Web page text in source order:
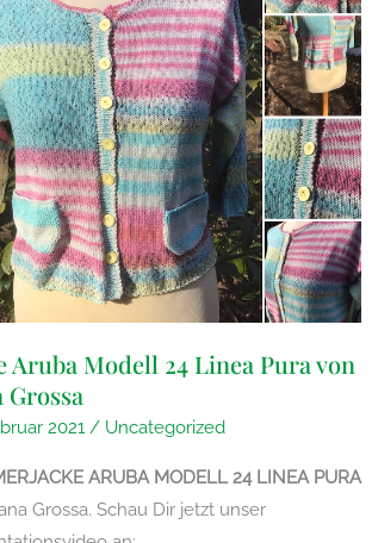
Aruba Modell 24 Linea Pura von
Grossa
2021 / Uncategorized
ARUBA MODELL 24 LINEA PURA
Grossa. Schau Dir jetzt unser